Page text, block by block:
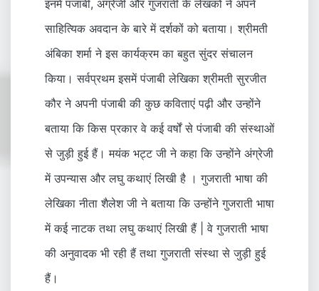
इनमें पंजाबी, अंग्रेजी और गुजराती के लेखकों ने अपने
साहित्यिक अवदान के बारे में दर्शकों को बताया। श्रीमती
अंबिका शर्मा ने इस कार्यक्रम का बहुत सुंदर संचालन
किया। सर्वप्रथम इसमें पंजाबी लेखिका श्रीमती सुरजीत
कौर ने अपनी पंजाबी की कुछ कविताएं पढ़ी और उन्होंने
बताया कि किस प्रकार वे कई वर्षों से पंजाबी की संस्थाओं
से जुड़ी हुई हैं। मयंक भट्ट जी ने कहा कि उन्होंने अंग्रेजी
में उपन्यास और लघु कथाएं लिखी है । गुजराती भाषा की
लेखिका नीता शैलेश जी ने बताया कि उन्होंने गुजराती भाषा
में कई नाटक तथा लघु कथाएं लिखी हैं | वे गुजराती भाषा
की अनुवादक भी रही हैं तथा गुजराती संस्था से जुड़ी हुई
हैं।